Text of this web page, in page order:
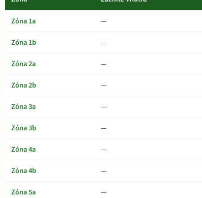
Zóna 1a —
Zóna 1b
—
Zóna 2a
—
Zóna 2b
—
Zóna 3a
—
Zóna 3b
—
Zóna 4a
—
Zóna 4b
—
Zóna 5a
—